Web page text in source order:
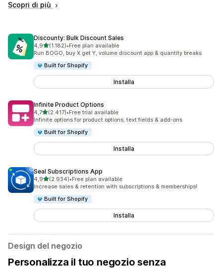
Scopri di più
Discounty: Bulk Discount Sales
4,9stelle su 5
(1.182)
1182 recensioni totali
•Free plan available
Run BOGO, buy X get Y, volume discount app & quantity breaks
Built for Shopify
Installa
Infinite Product Options
4,7stelle su 5
(2.417)
2417 recensioni totali
•Free trial available
Infinite options for product options, text fields & add-ons
Built for Shopify
Installa
Seal Subscriptions App
4,9stelle su 5
(2.934)
2934 recensioni totali
•Free plan available
Increase sales & retention with subscriptions & memberships!
Built for Shopify
Installa
Design del negozio
Personalizza il tuo negozio senza